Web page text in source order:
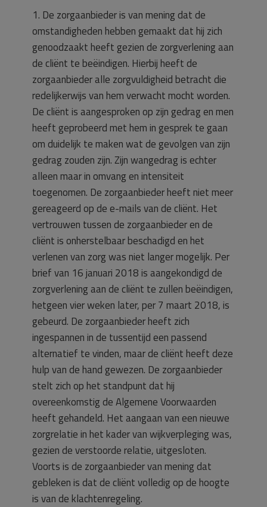
1. De zorgaanbieder is van mening dat de
omstandigheden hebben gemaakt dat hij zich
genoodzaakt heeft gezien de zorgverlening aan
de cliënt te beëindigen. Hierbij heeft de
zorgaanbieder alle zorgvuldigheid betracht die
redelijkerwijs van hem verwacht mocht worden.
De cliënt is aangesproken op zijn gedrag en men
heeft geprobeerd met hem in gesprek te gaan
om duidelijk te maken wat de gevolgen van zijn
gedrag zouden zijn. Zijn wangedrag is echter
alleen maar in omvang en intensiteit
toegenomen. De zorgaanbieder heeft niet meer
gereageerd op de e-mails van de cliënt. Het
vertrouwen tussen de zorgaanbieder en de
cliënt is onherstelbaar beschadigd en het
verlenen van zorg was niet langer mogelijk. Per
brief van 16 januari 2018 is aangekondigd de
zorgverlening aan de cliënt te zullen beëindigen,
hetgeen vier weken later, per 7 maart 2018, is
gebeurd. De zorgaanbieder heeft zich
ingespannen in de tussentijd een passend
alternatief te vinden, maar de cliënt heeft deze
hulp van de hand gewezen. De zorgaanbieder
stelt zich op het standpunt dat hij
overeenkomstig de Algemene Voorwaarden
heeft gehandeld. Het aangaan van een nieuwe
zorgrelatie in het kader van wijkverpleging was,
gezien de verstoorde relatie, uitgesloten.
Voorts is de zorgaanbieder van mening dat
gebleken is dat de cliënt volledig op de hoogte
is van de klachtenregeling.